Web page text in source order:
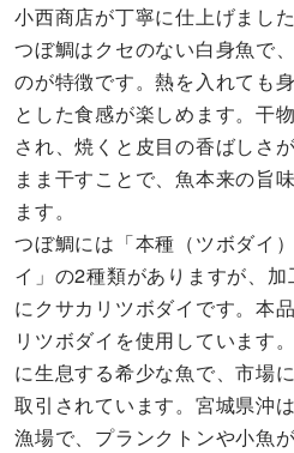
小西商店が丁寧に仕上げました
つぼ鯛はクセのない白身魚で
のが特徴です。熱を入れても
とした食感が楽しめます。干
され、焼くと皮目の香ばしさ
まま干すことで、魚本来の旨
ます。
つぼ鯛には「本種（ツボダイ
イ」の2種類がありますが、
にクサカリツボダイです。本
リツボダイを使用しています
に生息する希少な魚で、市場
取引されています。宮城県沖
漁場で、プランクトンや小魚